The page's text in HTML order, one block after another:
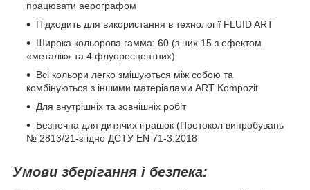
працювати аерографом
Підходить для використання в технології FLUID ART
Широка кольорова гамма: 60 (з них 15 з ефектом
«металік» та 4 флуоресцентних)
Всі кольори легко змішуються між собою та
комбінуються з іншими матеріалами ART Kompozit
Для внутрішніх та зовнішніх робіт
Безпечна для дитячих іграшок (Протокол випробувань
№ 2813/21-згідно ДСТУ EN 71-3:2018
Умови зберігання і безпека: